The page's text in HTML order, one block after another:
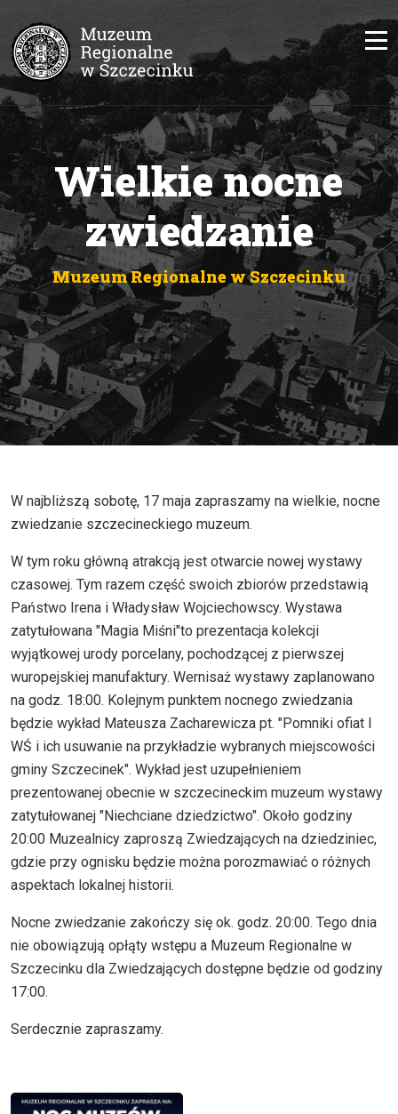
Wielkie nocne
zwiedzanie
Muzeum Regionalne w Szczecinku
W najbliższą sobotę, 17 maja zapraszamy na wielkie, nocne
zwiedzanie szczecineckiego muzeum.
W tym roku główną atrakcją jest otwarcie nowej wystawy
czasowej. Tym razem część swoich zbiorów przedstawią
Państwo Irena i Władysław Wojciechowscy. Wystawa
zatytułowana "Magia Miśni"to prezentacja kolekcji
wyjątkowej urody porcelany, pochodzącej z pierwszej
wuropejskiej manufaktury. Wernisaż wystawy zaplanowano
na godz. 18:00. Kolejnym punktem nocnego zwiedzania
będzie wykład Mateusza Zacharewicza pt. "Pomniki ofiat I
WŚ i ich usuwanie na przykładzie wybranych miejscowości
gminy Szczecinek". Wykład jest uzupełnieniem
prezentowanej obecnie w szczecineckim muzeum wystawy
zatytułowanej "Niechciane dziedzictwo". Około godziny
20:00 Muzealnicy zaproszą Zwiedzających na dziedziniec,
gdzie przy ognisku będzie można porozmawiać o różnych
aspektach lokalnej historii.
Nocne zwiedzanie zakończy się ok. godz. 20:00. Tego dnia
nie obowiązują opłąty wstępu a Muzeum Regionalne w
Szczecinku dla Zwiedzających dostępne będzie od godziny
17:00.
Serdecznie zapraszamy.